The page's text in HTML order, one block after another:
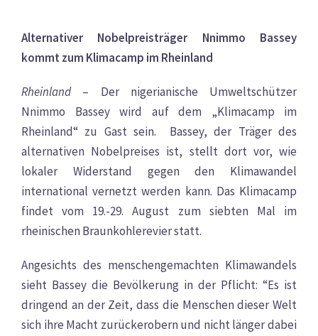
Alternativer Nobelpreisträger Nnimmo Bassey
kommt zum Klimacamp im Rheinland
Rheinland– Der nigerianische Umweltschützer
Nnimmo Bassey wird auf dem „Klimacamp im
Rheinland“ zu Gast sein. Bassey, der Träger des
alternativen Nobelpreises ist, stellt dort vor, wie
lokaler Widerstand gegen den Klimawandel
international vernetzt werden kann. Das Klimacamp
findet vom 19.-29. August zum siebten Mal im
rheinischen Braunkohlerevier statt.
Angesichts des menschengemachten Klimawandels
sieht Bassey die Bevölkerung in der Pflicht: “Es ist
dringend an der Zeit, dass die Menschen dieser Welt
sich ihre Macht zurückerobern und nicht länger dabei